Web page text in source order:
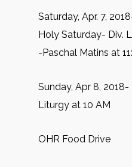
Saturday, Apr. 7,
Holy Saturday- Div.
-Paschal Matins at
Sunday, Apr 8,
Liturgy at 10 AM
OHR Food Drive